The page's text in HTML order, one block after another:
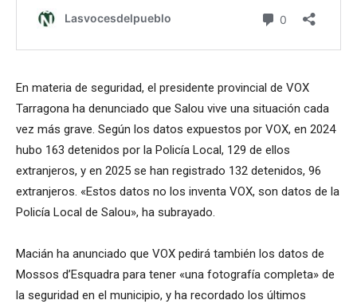
En materia de seguridad, el presidente provincial de VOX
Tarragona ha denunciado que Salou vive una situación cada
vez más grave. Según los datos expuestos por VOX, en 2024
hubo 163 detenidos por la Policía Local, 129 de ellos
extranjeros, y en 2025 se han registrado 132 detenidos, 96
extranjeros. «Estos datos no los inventa VOX, son datos de la
Policía Local de Salou», ha subrayado.
Macián ha anunciado que VOX pedirá también los datos de
Mossos d’Esquadra para tener «una fotografía completa» de
la seguridad en el municipio, y ha recordado los últimos